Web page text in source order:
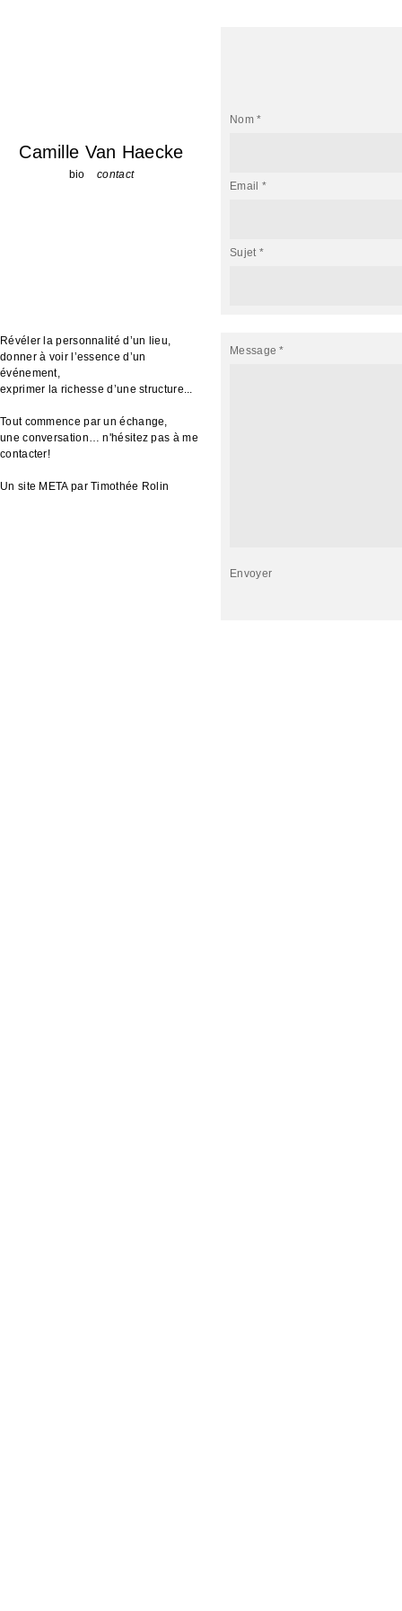
Camille Van Haecke
bio contact
Révéler la personnalité d’un lieu,
donner à voir l’essence d’un
événement,
exprimer la richesse d’une structure...
Tout commence par un échange,
une conversation… n'hésitez pas à me
contacter!
Un site METAparTimothée Rolin
Nom *
Email *
Sujet *
Message *
Envoyer